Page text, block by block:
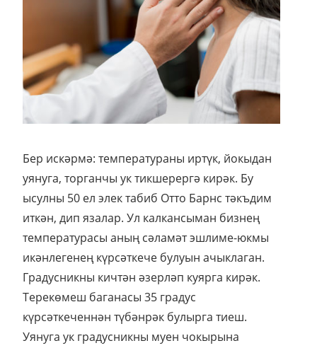
Бер искәрмә: температураны иртүк, йокыдан
уянуга, торганчы ук тикшерергә кирәк. Бу
ысулны 50 ел элек табиб Отто Барнс тәкъдим
иткән, дип язалар. Ул калкансыман бизнең
температурасы аның сәламәт эшлиме-юкмы
икәнлегенең күрсәткече булуын ачыклаган.
Градусникны кичтән әзерләп куярга кирәк.
Терекөмеш баганасы 35 градус
күрсәткеченнән түбәнрәк булырга тиеш.
Уянуга ук градусникны муен чокырына